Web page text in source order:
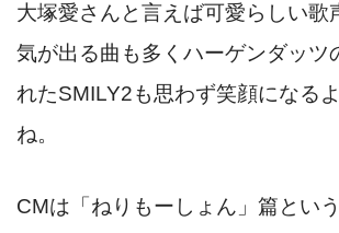
大塚愛さんと言えば可愛らしい歌
気が出る曲も多くハーゲンダッツ
れたSMILY2も思わず笑顔になる
ね。
CMは「ねりもーしょん」篇とい